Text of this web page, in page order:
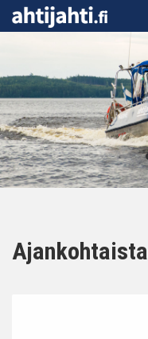
Ajankohtaista